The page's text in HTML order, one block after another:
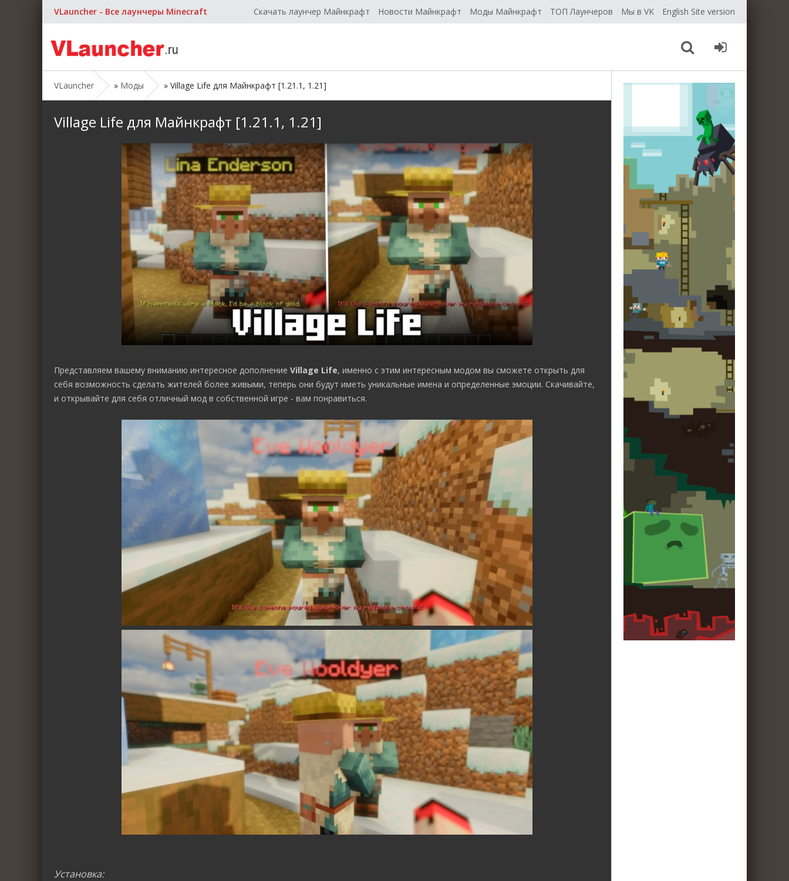
VLauncher - Все лаунчеры Minecraft Скачать лаунчер Майнкрафт Новости Майнкрафт Моды Майнкрафт ТОП Лаунчеров Мы в VK English Site version
VLauncher » Моды » Village Life для Майнкрафт [1.21.1, 1.21]
Village Life для Майнкрафт [1.21.1, 1.21]
Представляем вашему вниманию интересное дополнение Village Life, именно с этим интересным модом вы сможете открыть для
себя возможность сделать жителей более живыми, теперь они будут иметь уникальные имена и определенные эмоции. Скачивайте,
и открывайте для себя отличный мод в собственной игре - вам понравиться.
Установка: